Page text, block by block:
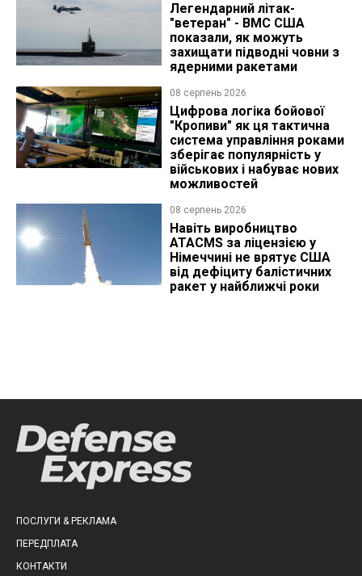
Легендарний літак-
"ветеран" - ВМС США
показали, як можуть
захищати підводні човни з
ядерними ракетами
08 серпень 2026
Цифрова логіка бойової
"Кропиви" як ця тактична
система управління роками
зберігає популярність у
військових і набуває нових
можливостей
08 серпень 2026
Навіть виробництво
ATACMS за ліцензією у
Німеччині не врятує США
від дефіциту балістичних
ракет у найближчі роки
ПОСЛУГИ & РЕКЛАМА
ПЕРЕДПЛАТА
КОНТАКТИ